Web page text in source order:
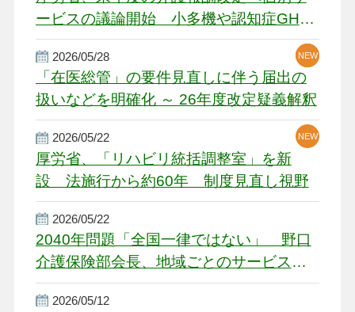
ービスの議論開始 小多機や認知症GH、
厳しい経営環境に危機感
2026/05/28
「在医総管」の要件見直しに伴う届出の
扱いなどを明確化 ～ 26年度改定疑義解釈
NEW
NEW
2026/05/22
厚労省、「リハビリ統括調整室」を新
設 法施行から約60年 制度見直し視野
NEW
2026/05/22
2040年問題「全国一律ではない」 野口
介護保険部会長、地域ごとのサービス基
盤整備を促す
2026/05/12